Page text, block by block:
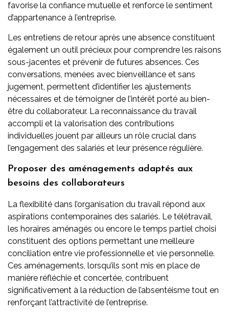
favorise la confiance mutuelle et renforce le sentiment
d’appartenance à l’entreprise.
Les entretiens de retour après une absence constituent
également un outil précieux pour comprendre les raisons
sous-jacentes et prévenir de futures absences. Ces
conversations, menées avec bienveillance et sans
jugement, permettent d’identifier les ajustements
nécessaires et de témoigner de l’intérêt porté au bien-
être du collaborateur. La reconnaissance du travail
accompli et la valorisation des contributions
individuelles jouent par ailleurs un rôle crucial dans
l’engagement des salariés et leur présence régulière.
Proposer des aménagements adaptés aux
besoins des collaborateurs
La flexibilité dans l’organisation du travail répond aux
aspirations contemporaines des salariés. Le télétravail,
les horaires aménagés ou encore le temps partiel choisi
constituent des options permettant une meilleure
conciliation entre vie professionnelle et vie personnelle.
Ces aménagements, lorsqu’ils sont mis en place de
manière réfléchie et concertée, contribuent
significativement à la réduction de l’absentéisme tout en
renforçant l’attractivité de l’entreprise.